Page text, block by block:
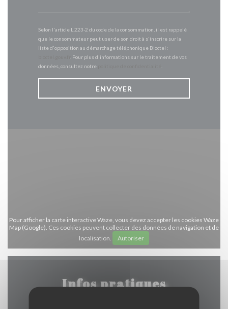
Selon l'article L.223-2 du code de la consommation, il est rappelé
que le consommateur peut user de son droit à s'inscrire sur la
liste d'opposition au démarchage téléphonique Bloctel :
. Pour plus d'informations sur le traitement de vos
données, consultez notre
Pour afficher la carte interactive Waze, vous devez accepter les cookies Waze
Map (Google). Ces cookies peuvent collecter des données de navigation et de
localisation.
Autoriser
Infos pratiques